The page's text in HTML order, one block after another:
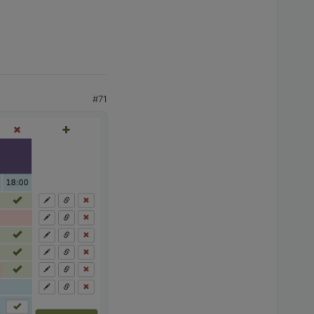
immer...
- kein Borg da.. :)
#71